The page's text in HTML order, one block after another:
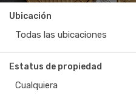
Ubicación
Todas las ubicaciones
Estatus de propiedad
Cualquiera